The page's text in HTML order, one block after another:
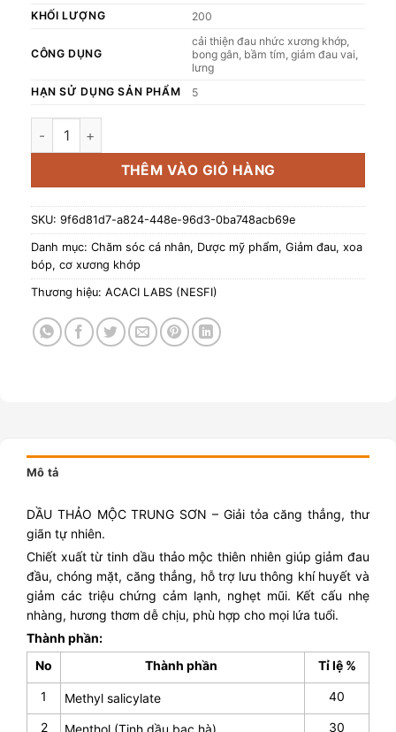
KHỐI LƯỢNG
200
CÔNG DỤNG
cải thiện đau nhức xương khớp,
bong gân, bầm tím, giảm đau vai,
lưng
HẠN SỬ DỤNG SẢN PHẨM
5
Dầu nóng xịt thảo dược Trung Sơn Chai 85ml (Hỗ trợ giảm
THÊM VÀO GIỎ HÀNG
SKU: 9f6d81d7-a824-448e-96d3-0ba748acb69e
Danh mục: Chăm sóc cá nhân, Dược mỹ phẩm, Giảm đau, xoa
bóp, cơ xương khớp
Thương hiệu: ACACI LABS (NESFI)
Mô tả
DẦU THẢO MỘC TRUNG SƠN – Giải tỏa căng thẳng, thư
giãn tự nhiên.
Chiết xuất từ tinh dầu thảo mộc thiên nhiên giúp giảm đau
đầu, chóng mặt, căng thẳng, hỗ trợ lưu thông khí huyết và
giảm các triệu chứng cảm lạnh, nghẹt mũi. Kết cấu nhẹ
nhàng, hương thơm dễ chịu, phù hợp cho mọi lứa tuổi.
Thành phần:
No
Thành phần Tỉ lệ %
1 Methyl salicylate 40
2 Menthol (Tinh dầu bạc hà) 30